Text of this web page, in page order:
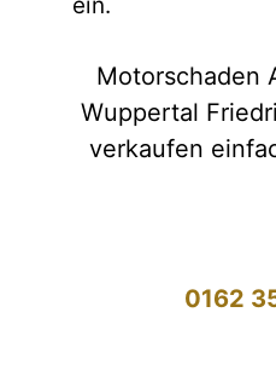
ein.
Motorschaden
Wuppertal
verkaufen
0162